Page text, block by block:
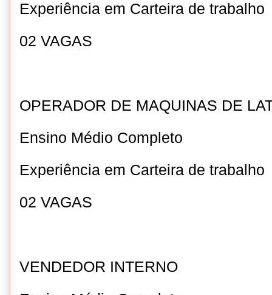
Experiência em Carteira de trabalho
02 VAGAS
OPERADOR DE MAQUINAS DE
Ensino Médio Completo
Experiência em Carteira de trabalho
02 VAGAS
VENDEDOR INTERNO